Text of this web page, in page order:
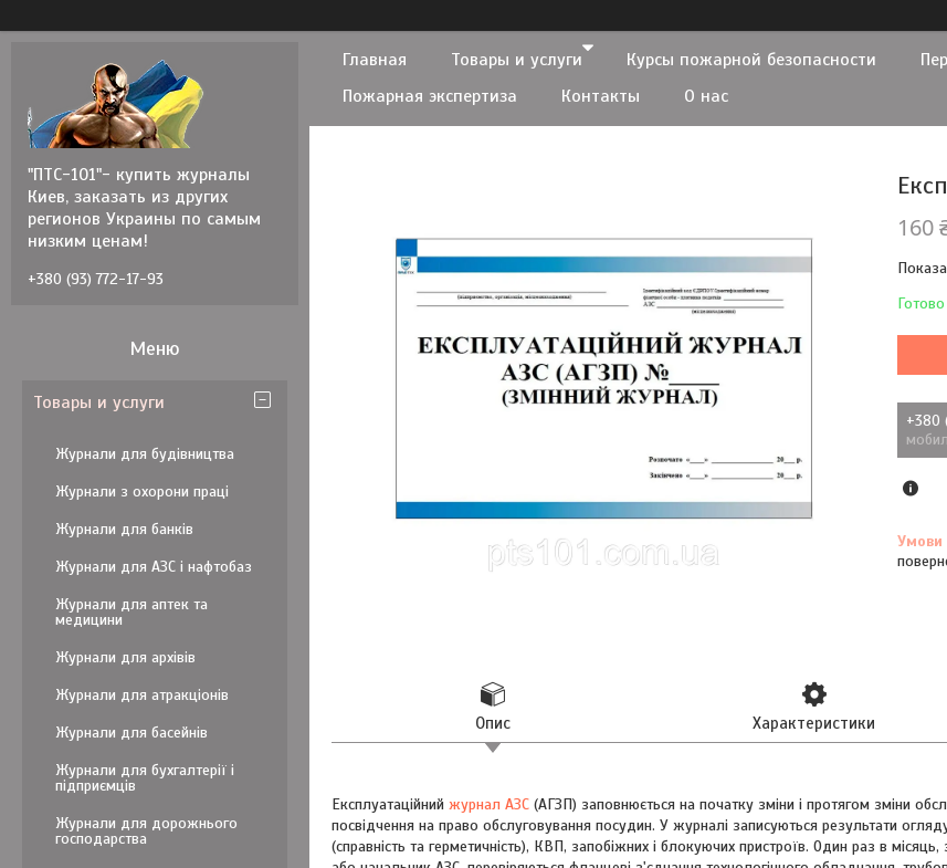
Главная Товары и услуги Курсы пожарной безопасности
Пожарная экспертиза
Контакты О нас
160
+380
Опис Характеристики
Експлуатаційний журнал АЗС (АГЗП) заповнюється на початку зміни і протягом зміни
посвідчення на право обслуговування посудин. У журналі записуються результати
(справність та герметичність), КВП, запобіжних і блокуючих пристроїв. Один раз в
"ПТС-101"- купить журналы
Киев, заказать из других
регионов Украины по самым
низким ценам!
+380 (93) 772-17-93
Товары и услуги
Журнали для будівництва
Журнали з охорони праці
Журнали для банків
Журнали для АЗС і нафтобаз
Журнали для аптек та
медицини
Журнали для архівів
Журнали для атракціонів
Журнали для басейнів
Журнали для бухгалтерії і
підприємців
Журнали для дорожнього
господарства